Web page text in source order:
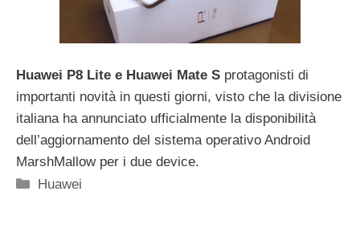
Huawei P8 Lite e Huawei Mate S protagonisti di
importanti novità in questi giorni, visto che la divisione
italiana ha annunciato ufficialmente la disponibilità
dell’aggiornamento del sistema operativo Android
MarshMallow per i due device.
Categorie
Huawei